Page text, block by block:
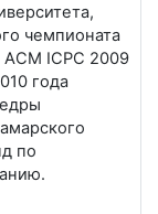
чемпионата
ICPC 2009
года
по